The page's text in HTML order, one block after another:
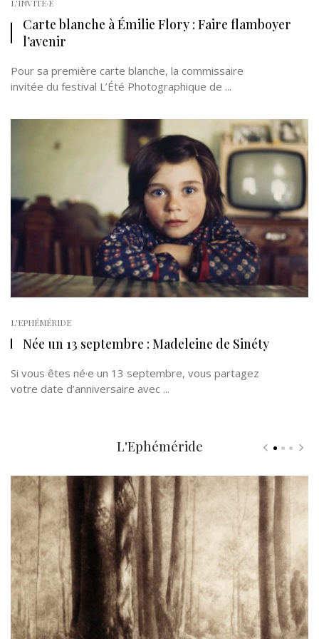
L'INVITÉ·E
Carte blanche à Émilie Flory : Faire flamboyer
l’avenir
Pour sa première carte blanche, la commissaire
invitée du festival L’Été Photographique de ...
L'EPHÉMÉRIDE
Née un 13 septembre : Madeleine de Sinéty
Si vous êtes né·e un 13 septembre, vous partagez
votre date d’anniversaire avec ...
L'Ephéméride